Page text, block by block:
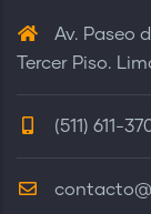
Av. Paseo
Tercer Piso.
(511) 611-